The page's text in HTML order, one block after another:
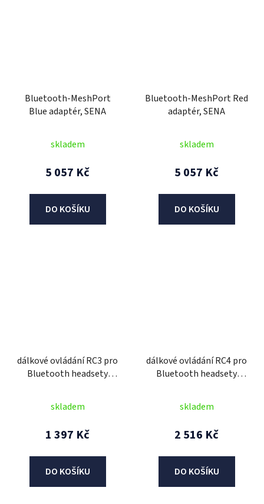
Bluetooth-MeshPort
Blue adaptér, SENA
skladem
5 057 Kč
DO KOŠÍKU
Bluetooth-MeshPort Red
adaptér, SENA
skladem
5 057 Kč
DO KOŠÍKU
dálkové ovládání RC3 pro
Bluetooth headsety
SENA
skladem
1 397 Kč
DO KOŠÍKU
dálkové ovládání RC4 pro
Bluetooth headsety
SENA
skladem
2 516 Kč
DO KOŠÍKU